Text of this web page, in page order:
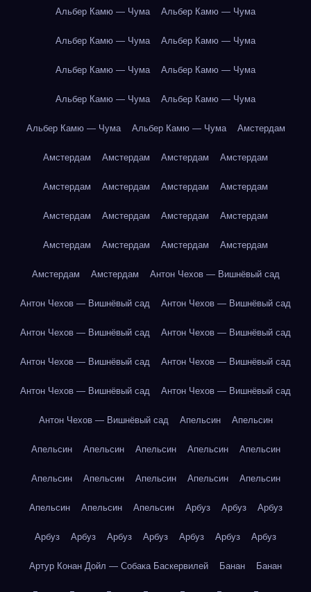
Альбер Камю — Чума Альбер Камю — Чума
Альбер Камю — Чума Альбер Камю — Чума
Альбер Камю — Чума Альбер Камю — Чума
Альбер Камю — Чума Альбер Камю — Чума
Альбер Камю — Чума Альбер Камю — Чума Амстердам
Амстердам Амстердам Амстердам Амстердам
Амстердам Амстердам Амстердам Амстердам
Амстердам Амстердам Амстердам Амстердам
Амстердам Амстердам Амстердам Амстердам
Амстердам Амстердам Антон Чехов — Вишнёвый сад
Антон Чехов — Вишнёвый сад Антон Чехов — Вишнёвый сад
Антон Чехов — Вишнёвый сад Антон Чехов — Вишнёвый сад
Антон Чехов — Вишнёвый сад Антон Чехов — Вишнёвый сад
Антон Чехов — Вишнёвый сад Антон Чехов — Вишнёвый сад
Антон Чехов — Вишнёвый сад Апельсин Апельсин
Апельсин Апельсин Апельсин Апельсин Апельсин
Апельсин Апельсин Апельсин Апельсин Апельсин
Апельсин Апельсин Апельсин Арбуз Арбуз Арбуз
Арбуз Арбуз Арбуз Арбуз Арбуз Арбуз Арбуз
Артур Конан Дойл — Собака Баскервилей Банан Банан